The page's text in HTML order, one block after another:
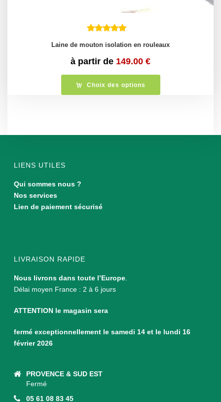
Laine de mouton isolation en rouleaux
à partir de 149.00 €
Choix des options
LIENS UTILES
Qui sommes nous ?
Nos services
Lien de paiement sécurisé
LIVRAISON RAPIDE
Nous livrons dans toute l’Europe
Délai moyen France : 2 à 6 jours
ATTENTION le magasin sera
fermé exceptionnellement le samedi 14 et le lundi 16
février 2026
PROVENCE & SUD EST
Fermé
05 61 08 83 45